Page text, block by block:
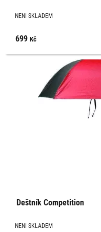
NENI SKLADEM
699Kč
Deštník Competition
NENI SKLADEM